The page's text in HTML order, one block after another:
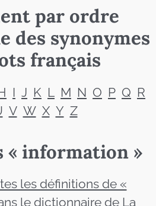
par ordre
des synonymes
français
I J K L M N O P Q R
V W X Y Z
information »
les définitions de «
le dictionnaire de La